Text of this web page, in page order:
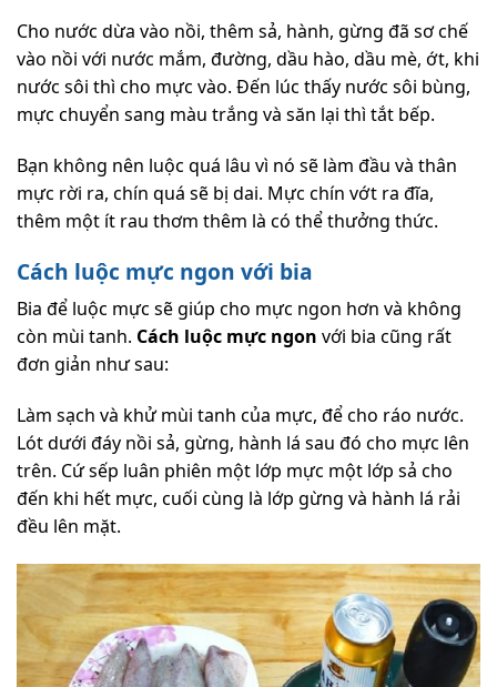
Cho nước dừa vào nồi, thêm sả, hành, gừng đã sơ chế
vào nồi với nước mắm, đường, dầu hào, dầu mè, ớt, khi
nước sôi thì cho mực vào. Đến lúc thấy nước sôi bùng,
mực chuyển sang màu trắng và săn lại thì tắt bếp.
Bạn không nên luộc quá lâu vì nó sẽ làm đầu và thân
mực rời ra, chín quá sẽ bị dai. Mực chín vớt ra đĩa,
thêm một ít rau thơm thêm là có thể thưởng thức.
Cách luộc mực ngon với bia
Bia để luộc mực sẽ giúp cho mực ngon hơn và không
còn mùi tanh. Cách luộc mực ngon với bia cũng rất
đơn giản như sau:
Làm sạch và khử mùi tanh của mực, để cho ráo nước.
Lót dưới đáy nồi sả, gừng, hành lá sau đó cho mực lên
trên. Cứ sếp luân phiên một lớp mực một lớp sả cho
đến khi hết mực, cuối cùng là lớp gừng và hành lá rải
đều lên mặt.